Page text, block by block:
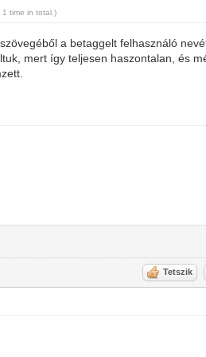
1 time in total.)
a betaggelt felhasználó
mert így teljesen haszontalan, és
Tetszik